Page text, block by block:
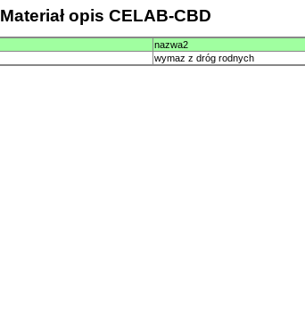
Materiał opis CELAB-CBD
nazwa2
wymaz z dróg rodnych